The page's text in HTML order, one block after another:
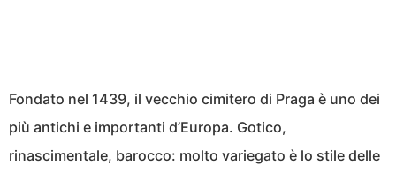
Fondato nel 1439, il vecchio cimitero di Praga è uno dei
più antichi e importanti d’Europa. Gotico,
rinascimentale, barocco: molto variegato è lo stile delle